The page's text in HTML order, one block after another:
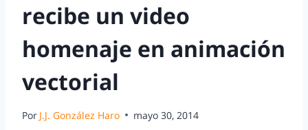
recibe un video
homenaje en animación
vectorial
Por J.J. González Haro mayo 30, 2014